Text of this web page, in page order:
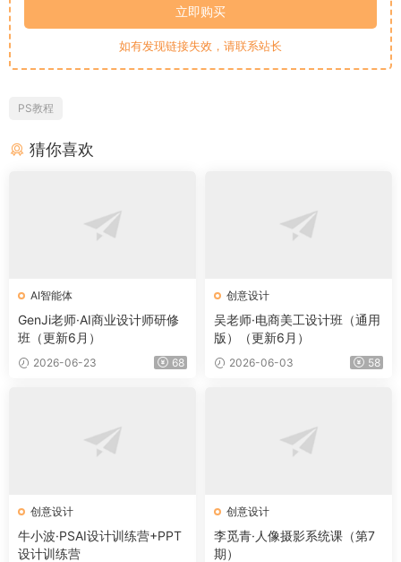
立即购买
如有发现链接失效，请联系站长
PS教程
猜你喜欢
AI智能体
GenJi老师·AI商业设计师研修
班（更新6月）
2026-06-23 68
创意设计
吴老师·电商美工设计班（通用
版）（更新6月）
2026-06-03 58
创意设计
牛小波·PSAI设计训练营+PPT
设计训练营
创意设计
李觅青·人像摄影系统课（第7
期）